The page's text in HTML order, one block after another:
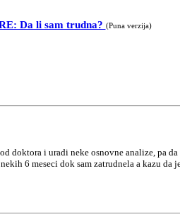
Da li sam trudna? (Puna verzija)
i uradi neke osnovne analize, pa
6 meseci dok sam zatrudnela a kazu da